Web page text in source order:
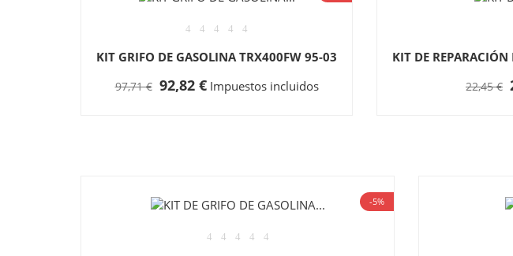
KIT GRIFO DE GASOLINA TRX400FW 95-03
97,71 € 92,82 €Impuestos incluidos
KIT DE
22,45 €
-5%